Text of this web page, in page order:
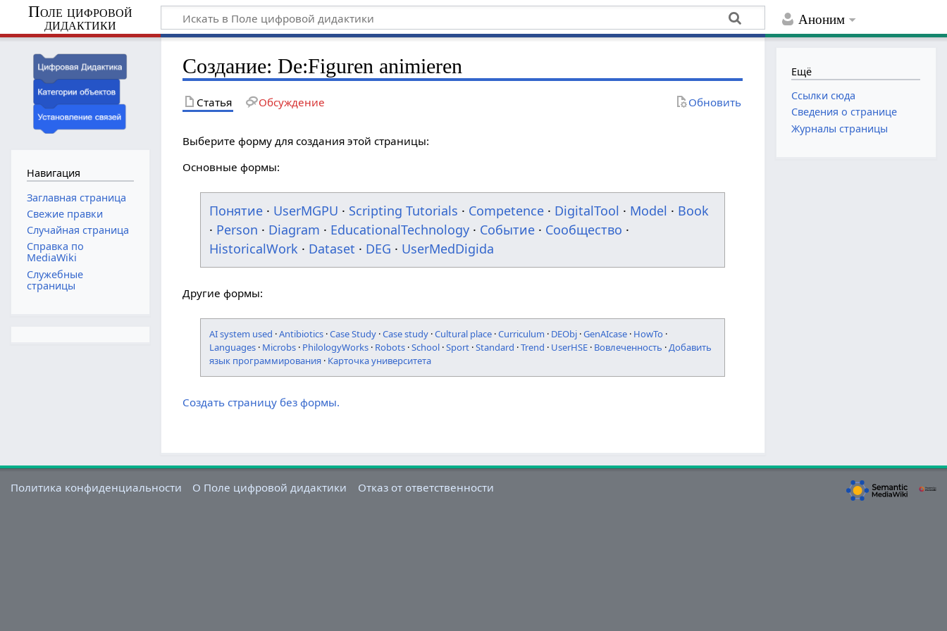
Аноним
Поле цифровой
дидактики
Создание: De:Figuren animieren
Статья Обсуждение Обновить
Выберите форму для создания этой страницы:
Основные формы:
Понятие · UserMGPU · Scripting Tutorials · Competence · DigitalTool · Model · Book
· Person · Diagram · EducationalTechnology · Событие · Сообщество ·
HistoricalWork · Dataset · DEG · UserMedDigida
Другие формы:
AI system used ·Antibiotics ·Case Study ·Case study ·Cultural place ·Curriculum · DEObj ·GenAIcase · HowTo ·
Languages · Microbs · PhilologyWorks · Robots ·School ·Sport ·Standard ·Trend · UserHSE · Вовлеченность ·Добавить
язык программирования · Карточка университета
Создать страницу без формы.
Навигация
Заглавная страница
Свежие правки
Случайная страница
Справка по
MediaWiki
Служебные
страницы
Ещё
Ссылки сюда
Сведения о странице
Журналы страницы
Политика конфиденциальности О Поле цифровой дидактики Отказ от ответственности